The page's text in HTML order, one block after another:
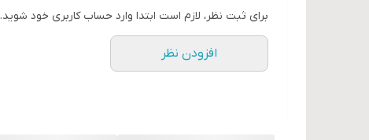
برای ثبت نظر، لازم است ابتدا وارد حساب کاربری خود شوید.
افزودن نظر